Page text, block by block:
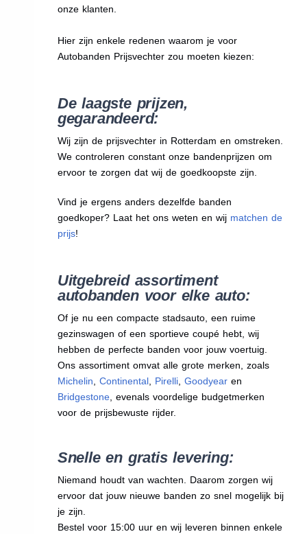
onze klanten.
Hier zijn enkele redenen waarom je voor
Autobanden Prijsvechter zou moeten kiezen:
De laagste prijzen,
gegarandeerd:
Wij zijn de prijsvechter in Rotterdam en omstreken.
We controleren constant onze bandenprijzen om
ervoor te zorgen dat wij de goedkoopste zijn.
Vind je ergens anders dezelfde banden
goedkoper? Laat het ons weten en wij matchen de
prijs!
Uitgebreid assortiment
autobanden voor elke auto:
Of je nu een compacte stadsauto, een ruime
gezinswagen of een sportieve coupé hebt, wij
hebben de perfecte banden voor jouw voertuig.
Ons assortiment omvat alle grote merken, zoals
Michelin, Continental, Pirelli, Goodyearen
Bridgestone, evenals voordelige budgetmerken
voor de prijsbewuste rijder.
Snelle en gratis levering:
Niemand houdt van wachten. Daarom zorgen wij
ervoor dat jouw nieuwe banden zo snel mogelijk bij
je zijn.
Bestel voor 15:00 uur en wij leveren binnen enkele